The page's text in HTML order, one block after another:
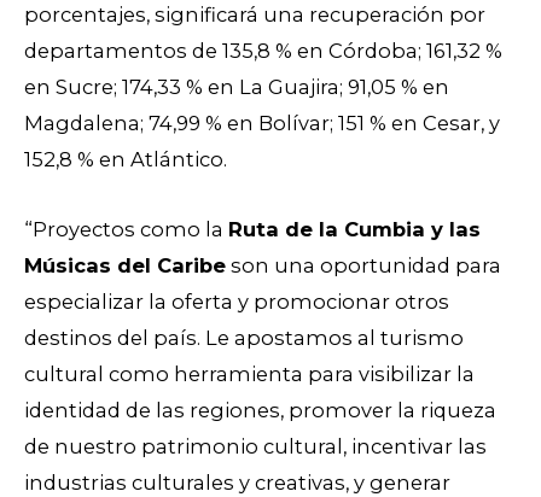
porcentajes, significará una recuperación por
departamentos de 135,8 % en Córdoba; 161,32 %
en Sucre; 174,33 % en La Guajira; 91,05 % en
Magdalena; 74,99 % en Bolívar; 151 % en Cesar, y
152,8 % en Atlántico.
“Proyectos como la Ruta de la Cumbia y las
Músicas del Caribe son una oportunidad para
especializar la oferta y promocionar otros
destinos del país. Le apostamos al turismo
cultural como herramienta para visibilizar la
identidad de las regiones, promover la riqueza
de nuestro patrimonio cultural, incentivar las
industrias culturales y creativas, y generar